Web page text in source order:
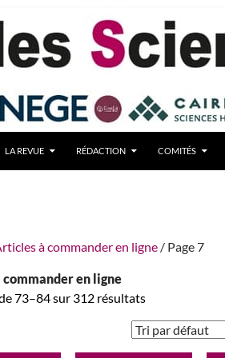
LA REVUE RÉDACTION COMITÉS
à commander en ligne / Page 7
en ligne
73–84 sur 312 résultats